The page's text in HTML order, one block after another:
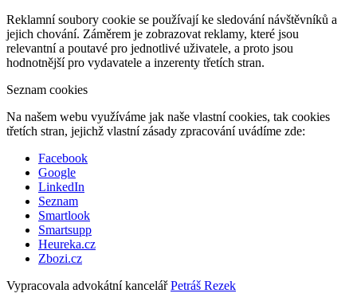
Reklamní soubory cookie se používají ke sledování návštěvníků a
jejich chování. Záměrem je zobrazovat reklamy, které jsou
relevantní a poutavé pro jednotlivé uživatele, a proto jsou
hodnotnější pro vydavatele a inzerenty třetích stran.
Seznam cookies
Na našem webu využíváme jak naše vlastní cookies, tak cookies
třetích stran, jejichž vlastní zásady zpracování uvádíme zde:
Facebook
Google
LinkedIn
Seznam
Smartlook
Smartsupp
Heureka.cz
Zbozi.cz
Vypracovala advokátní kancelářPetráš Rezek